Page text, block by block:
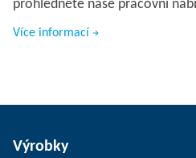
prohlédněte naše pracovní
Více informací
Výrobky